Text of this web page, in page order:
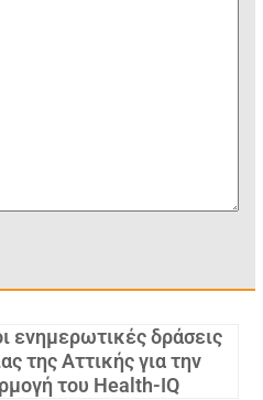
ενημερωτικές δράσεις
της Αττικής για την
του Health-IQ